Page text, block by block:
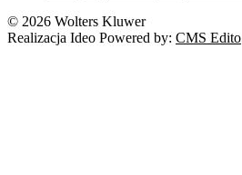
© 2026 Wolters Kluwer
Realizacja Ideo Powered by: CMS Edito